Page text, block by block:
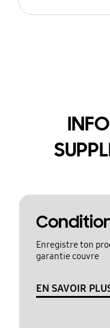
Enregistre ton
garantie couvre
EN SAVOIR